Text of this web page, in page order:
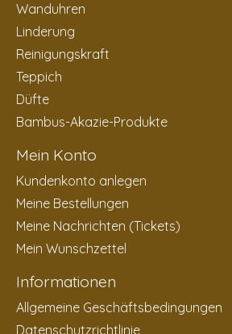
Wanduhren
Linderung
Reinigungskraft
Teppich
Düfte
Bambus-Akazie-Produkte
Mein Konto
Kundenkonto anlegen
Meine Bestellungen
Meine Nachrichten (Tickets)
Mein Wunschzettel
Informationen
Allgemeine Geschäftsbedingungen
Datenschutzrichtlinie